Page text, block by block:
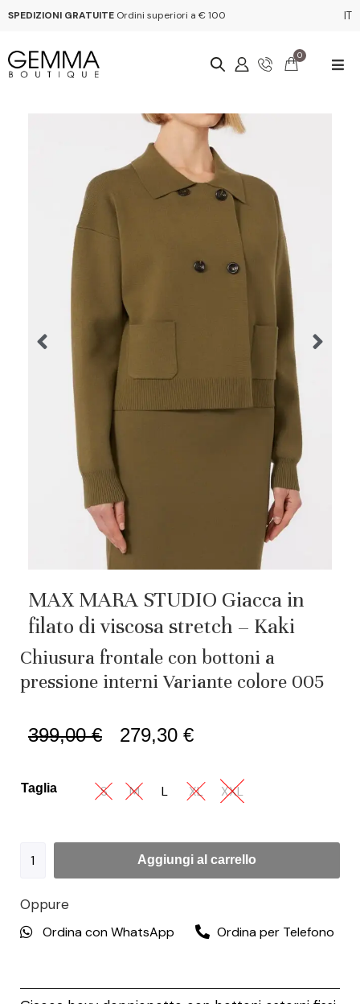
SPEDIZIONI GRATUITE Ordini superiori a € 100 IT
0
MAX MARA STUDIO Giacca in
filato di viscosa stretch – Kaki
Chiusura frontale con bottoni a
pressione interni Variante colore 005
399,00€ 279,30 €
Taglia S M L XL XXL
Aggiungi al carrello
Oppure
Ordina con WhatsApp Ordina per Telefono